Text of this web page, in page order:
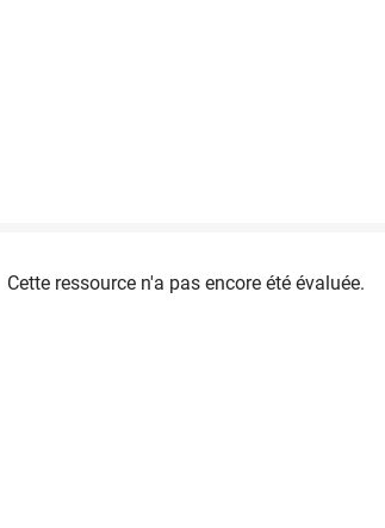
Cette ressource n'a pas encore été évaluée.